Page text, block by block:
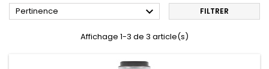
Pertinence  FILTRER
Affichage 1-3 de 3 article(s)